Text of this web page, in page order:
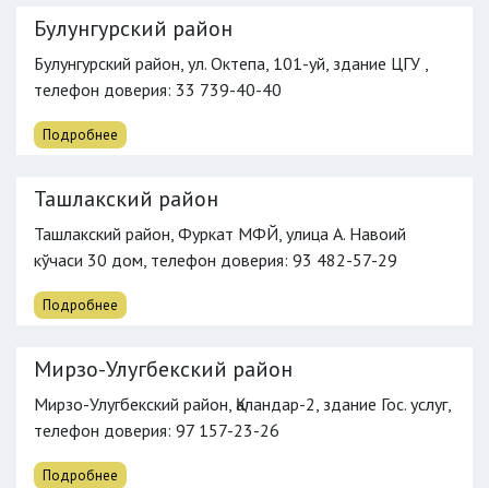
Булунгурский район
Булунгурский район, ул. Октепа, 101-уй, здание ЦГУ ,
телефон доверия: 33 739-40-40
Подробнее
Ташлакский район
Ташлакский район, Фуркат МФЙ, улица А. Навоий
кўчаси 30 дом, телефон доверия: 93 482-57-29
Подробнее
Мирзо-Улугбекский район
Мирзо-Улугбекский район, Қаландар-2, здание Гос. услуг,
телефон доверия: 97 157-23-26
Подробнее